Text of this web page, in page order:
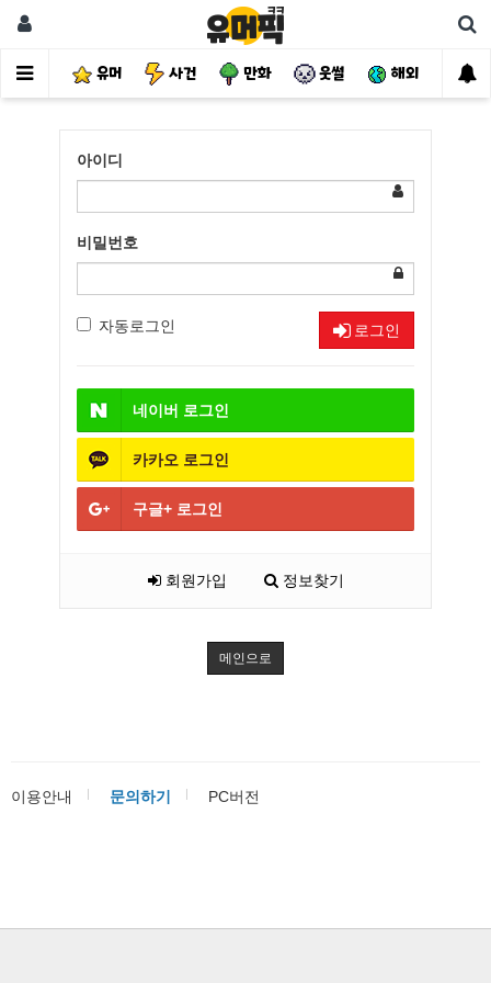
유머 사건 만화 웃썰 해외 핫
아이디
비밀번호
자동로그인 로그인
네이버 로그인
카카오 로그인
구글+ 로그인
회원가입 정보찾기
메인으로
이용안내 문의하기 PC버전